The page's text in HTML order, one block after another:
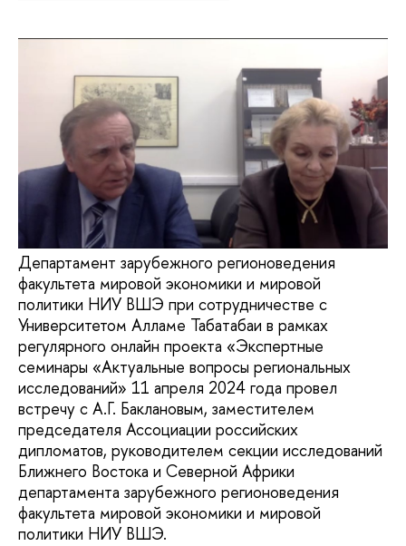
Департамент зарубежного регионоведения
факультета мировой экономики и мировой
политики НИУ ВШЭ при сотрудничестве с
Университетом Алламе Табатабаи в рамках
регулярного онлайн проекта «Экспертные
семинары «Актуальные вопросы региональных
исследований» 11 апреля 2024 года провел
встречу с А.Г. Баклановым, заместителем
председателя Ассоциации российских
дипломатов, руководителем секции исследований
Ближнего Востока и Северной Африки
департамента зарубежного регионоведения
факультета мировой экономики и мировой
политики НИУ ВШЭ.